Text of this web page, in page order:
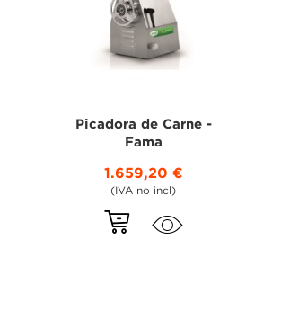
Picadora de Carne -
Fama
1.659,20 €
(IVA no incl)